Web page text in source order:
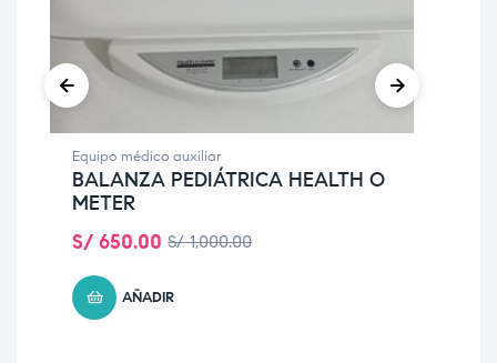
Equipo médico auxiliar
BALANZA PEDIÁTRICA HEALTH O
METER
S/1,000.00
S/ 650.00
AÑADIR